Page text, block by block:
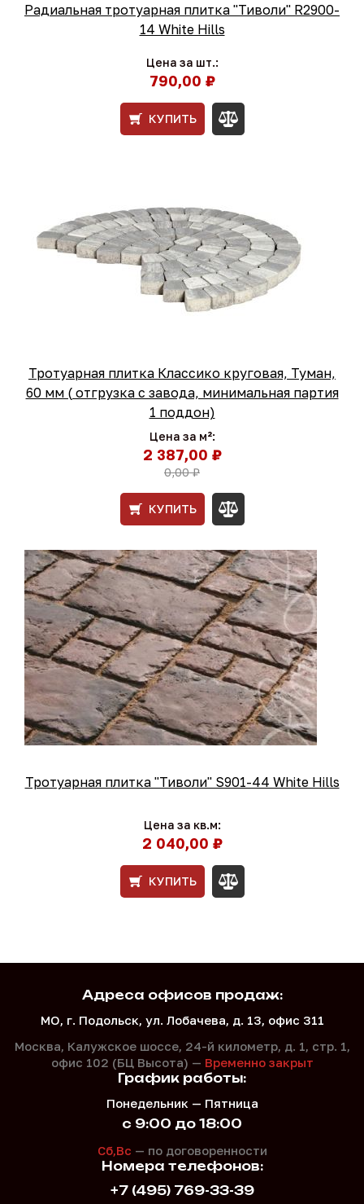
Радиальная тротуарная плитка "Тиволи" R2900-
14 White Hills
Цена за шт.:
790,00 ₽
КУПИТЬ
Тротуарная плитка Классико круговая, Туман,
60 мм ( отгрузка с завода, минимальная партия
1 поддон)
Цена за м²:
2 387,00 ₽
0,00 ₽
КУПИТЬ
Тротуарная плитка "Тиволи" S901-44 White Hills
Цена за кв.м:
2 040,00 ₽
КУПИТЬ
Адреса офисов продаж:
МО, г. Подольск, ул. Лобачева, д. 13, офис 311
Москва, Калужское шоссе, 24-й километр, д. 1, стр. 1,
офис 102 (БЦ Высота) — Временно закрыт
Номера телефонов:
+7 (495) 769-33-39
График работы:
Понедельник — Пятница
с 9:00 до 18:00
Сб,Вс — по договоренности